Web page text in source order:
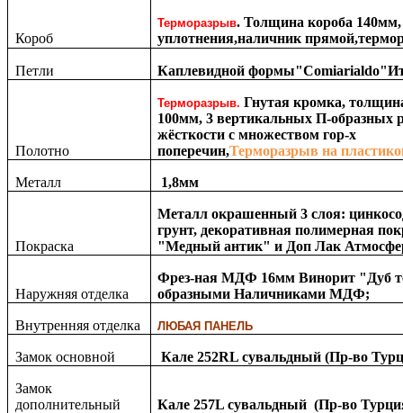
Короб
Терморазрыв. Толщина короба 140мм,
уплотнения,наличник
Петли Каплевидной
Полотно
Терморазрыв. Гнутая кромка,
100мм, 3 вертикальных П-образных
жёсткости с множеством гор-х
поперечин,Терморазрыв на
Металл 1,8мм
Покраска
Металл окрашенный 3 слоя:
грунт, декоративная полимерная
"Медный антик" и Доп Лак
Наружняя отделка
Фрез-ная МДФ 16мм Винорит "Дуб
образными Наличниками МДФ;
Внутренняя отделка ЛЮБАЯ ПАНЕЛЬ
Замок основной Кале 252RL сувальдный (Пр-во
Замок
дополнительный
Кале 257L сувальдный (Пр-во